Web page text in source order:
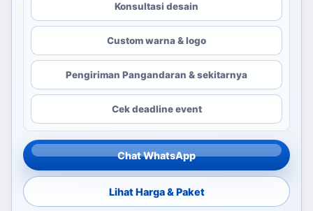
Konsultasi desain
Custom warna & logo
Pengiriman Pangandaran & sekitarnya
Cek deadline event
Chat WhatsApp
Lihat Harga & Paket